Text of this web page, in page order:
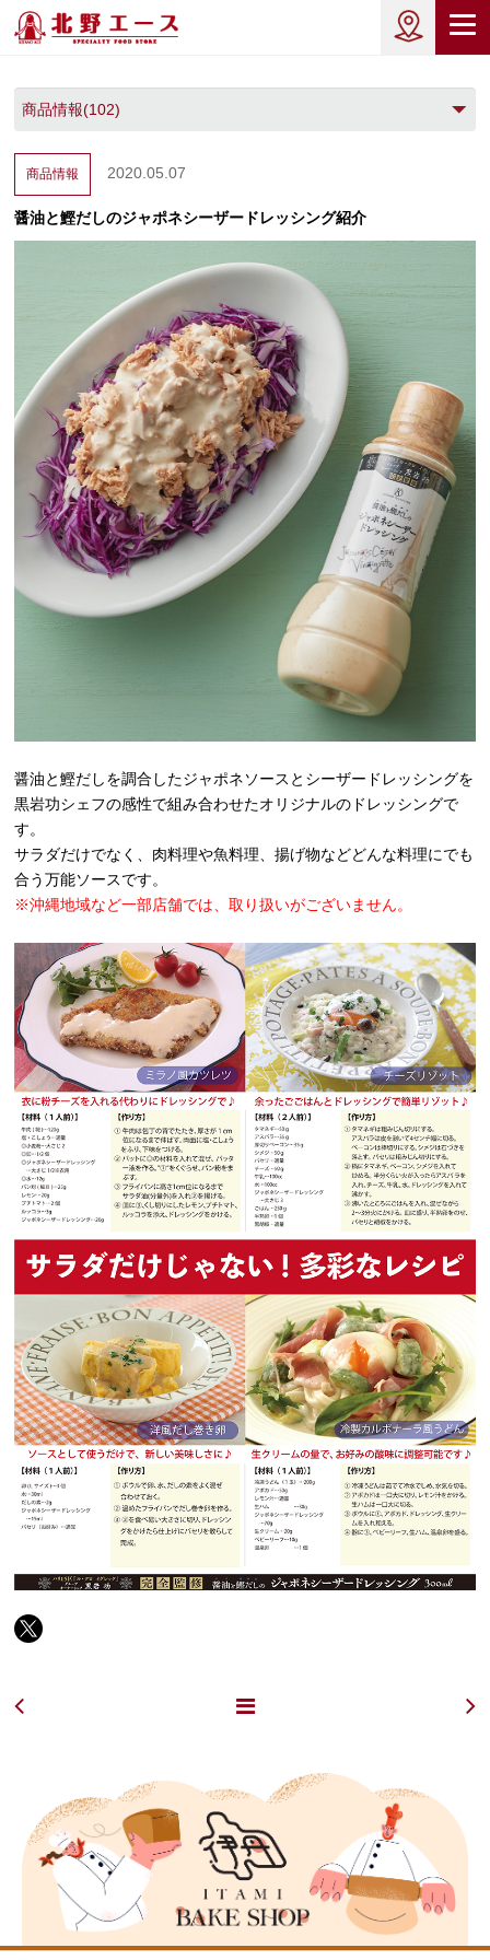
商品情報 2020.05.07
醤油と鰹だしのジャポネシーザードレッシング紹介
醤油と鰹だしを調合したジャポネソースとシーザードレッシングを
黒岩功シェフの感性で組み合わせたオリジナルのドレッシングで
す。
サラダだけでなく、肉料理や魚料理、揚げ物などどんな料理にでも
合う万能ソースです。
※沖縄地域など一部店舗では、取り扱いがございません。